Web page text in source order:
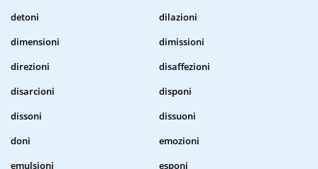
detoni
dilazioni
dimensioni
dimissioni
direzioni
disaffezioni
disarcioni
disponi
dissoni
dissuoni
doni
emozioni
emulsioni
esponi